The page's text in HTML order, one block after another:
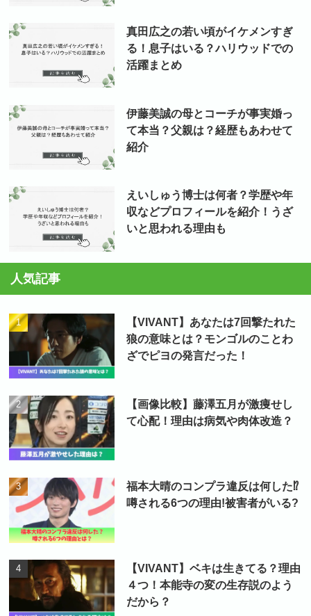
真田広之の若い頃がイケメンすぎ
る！息子はいる？ハリウッドでの
活躍まとめ
伊藤美誠の母とコーチが事実婚っ
て本当？父親は？経歴もあわせて
紹介
えいしゅう博士は何者？学歴や年
収などプロフィールを紹介！うざ
いと思われる理由も
人気記事
【VIVANT】あなたは7回撃たれた
狼の意味とは？モンゴルのことわ
ざでピヨの発言だった！
【画像比較】藤澤五月が激痩せし
て心配！理由は病気や肉体改造？
福本大晴のコンプラ違反は何した⁉
噂される6つの理由!被害者がいる?
【VIVANT】ベキは生きてる？理由
４つ！本能寺の変の生存説のよう
だから？